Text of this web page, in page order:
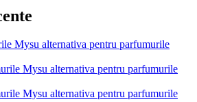
Mysu alternativa pentru parfumurile
Mysu alternativa pentru parfumurile
Mysu alternativa pentru parfumurile